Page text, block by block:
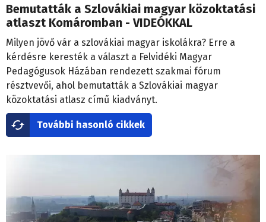
Bemutatták a Szlovákiai magyar közoktatási
atlaszt Komáromban - VIDEÓKKAL
Milyen jövő vár a szlovákiai magyar iskolákra? Erre a
kérdésre keresték a választ a Felvidéki Magyar
Pedagógusok Házában rendezett szakmai fórum
résztvevői, ahol bemutatták a Szlovákiai magyar
közoktatási atlasz című kiadványt.
További hasonló cikkek